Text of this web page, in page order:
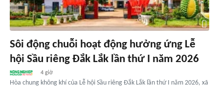
Sôi động chuỗi hoạt động hưởng ứng Lễ
hội Sầu riêng Đắk Lắk lần thứ I năm 2026
4 giờ
Hòa chung không khí của Lễ hội Sầu riêng Đắk Lắk lần thứ I năm 2026, xã